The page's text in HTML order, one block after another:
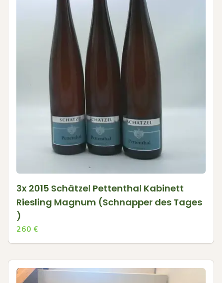
3x 2015 Schätzel Pettenthal Kabinett
Riesling Magnum (Schnapper des Tages
)
260 €